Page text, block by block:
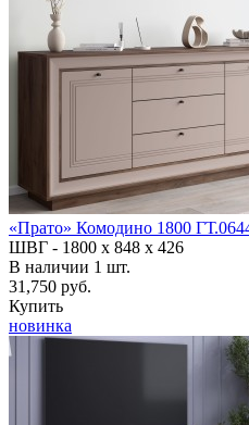
«Прато» Комодино 1800
ШВГ - 1800 х 848 х 426
В наличии 1 шт.
31,750 руб.
Купить
новинка